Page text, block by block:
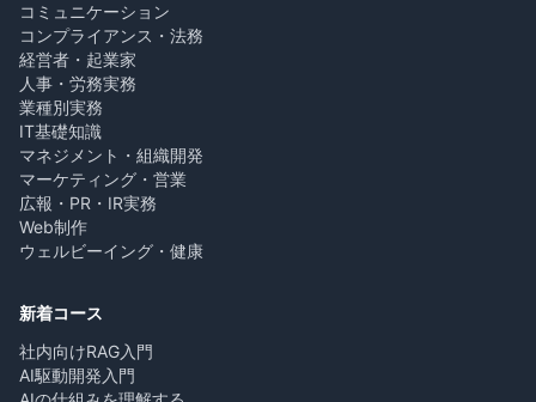
コミュニケーション
コンプライアンス・法務
経営者・起業家
人事・労務実務
業種別実務
IT基礎知識
マネジメント・組織開発
マーケティング・営業
広報・PR・IR実務
Web制作
ウェルビーイング・健康
新着コース
社内向けRAG入門
AI駆動開発入門